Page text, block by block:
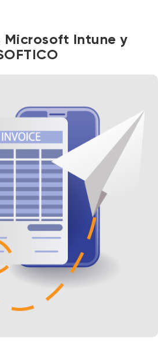
Microsoft Intune у